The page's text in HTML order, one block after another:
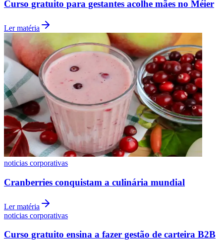
Curso gratuito para gestantes acolhe mães no Méier
Ler matéria
noticias corporativas
Cranberries conquistam a culinária mundial
Ler matéria
noticias corporativas
Curso gratuito ensina a fazer gestão de carteira B2B